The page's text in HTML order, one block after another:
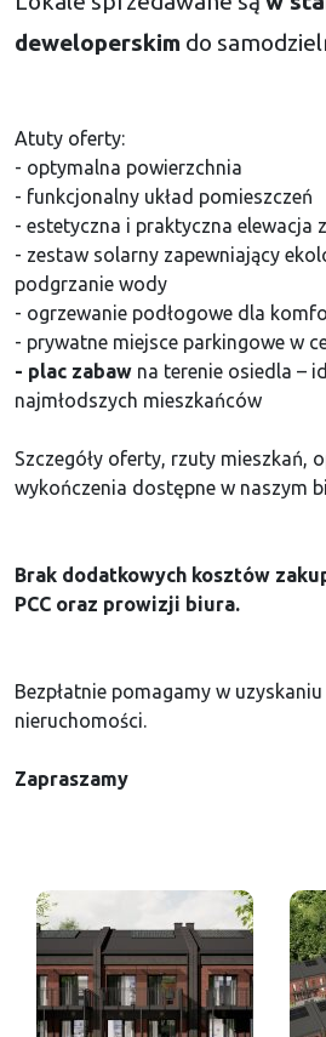
deweloperskim do
Atuty oferty:
- optymalna powierzchnia
- funkcjonalny układ pomieszczeń
- estetyczna i praktyczna elewacja
- zestaw solarny zapewniający
podgrzanie wody
- ogrzewanie podłogowe dla
- prywatne miejsce parkingowe w
- plac zabaw na terenie osiedla –
najmłodszych mieszkańców
Szczegóły oferty, rzuty mieszkań,
wykończenia dostępne w naszym
Brak dodatkowych kosztów
PCC oraz prowizji biura.
Bezpłatnie pomagamy w
nieruchomości.
Zapraszamy